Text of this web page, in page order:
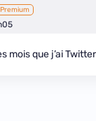
Premium
mois que j’ai